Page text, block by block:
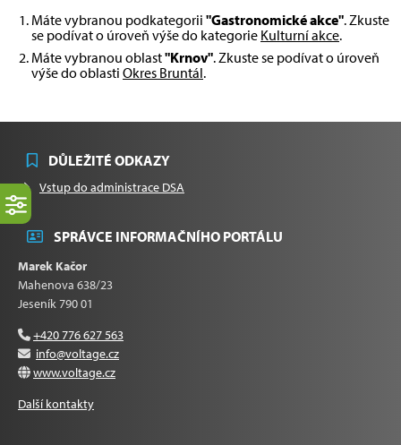
Máte vybranou podkategorii "Gastronomické akce". Zkuste
se podívat o úroveň výše do kategorie Kulturní akce.
Máte vybranou oblast"Krnov". Zkuste se podívat o úroveň
výše do oblasti Okres Bruntál.
DŮLEŽITÉ ODKAZY
Vstup do administrace DSA
SPRÁVCE INFORMAČNÍHO PORTÁLU
Marek Kačor
Mahenova 638/23
Jeseník 790 01
+420 776 627 563
info@voltage.cz
www.voltage.cz
Další kontakty